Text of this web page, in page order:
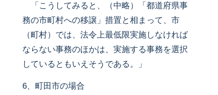
「こうしてみると、（中略）「都道府県事
務の市町村への移譲」措置と相まって、市
（町村）では、法令上最低限実施しなければ
ならない事務のほかは、実施する事務を選択
しているともいえそうである。」
6、町田市の場合